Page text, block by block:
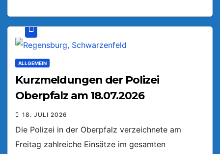
ALLGEMEIN
Kurzmeldungen der Polizei
Oberpfalz am 18.07.2026
18. JULI 2026
Die Polizei in der Oberpfalz verzeichnete am
Freitag zahlreiche Einsätze im gesamten